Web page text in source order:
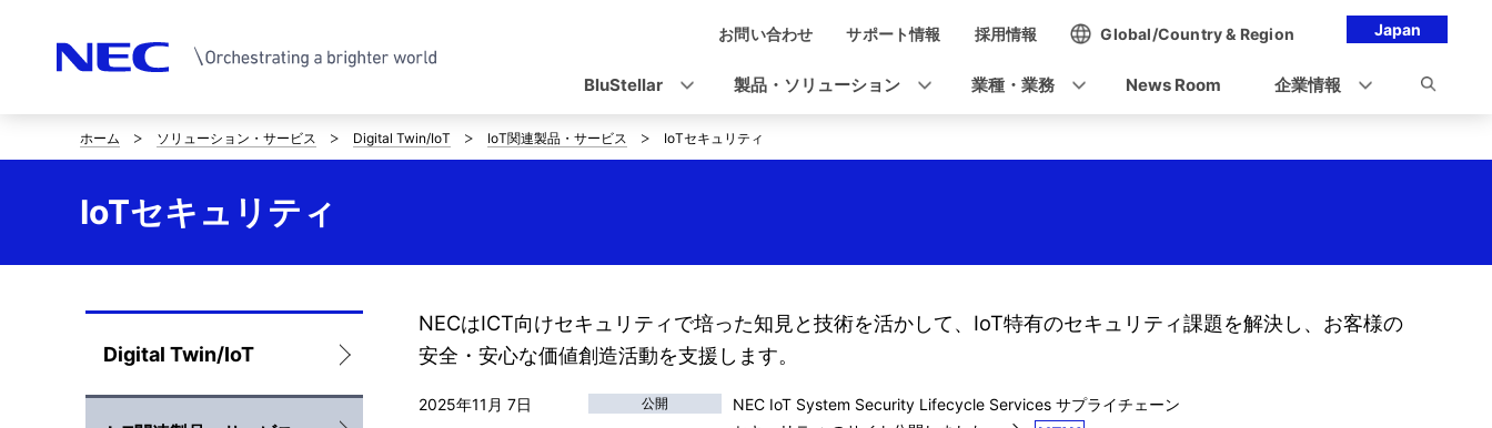
Japan
ゲ
ー
お問い合わせ サポート情報 採用情報 Global/Country & Region
BluStellar 製品・ソリューション 業種・業務 News Room 企業情報
サ
イ
ト
の
現
在
ホーム ソリューション・サービス Digital Twin/IoT IoT関連製品・サービス IoTセキュリティ
IoTセキュリティ
ロ
ー
Digital Twin/IoT
NECはICT向けセキュリティで培った知見と技術を活かして、IoT特有のセキュリティ課題を解決し、お客様の
安全・安心な価値創造活動を支援します。
2025年11月 7日 公開
NEC IoT System Security Lifecycle Services サプライチェーン